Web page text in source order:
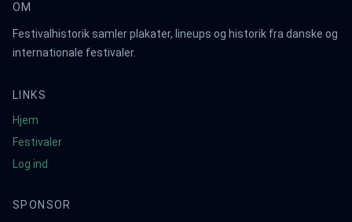
OM
Festivalhistorik samler plakater, lineups og historik fra danske og
internationale festivaler.
LINKS
Hjem
Festivaler
Log ind
SPONSOR